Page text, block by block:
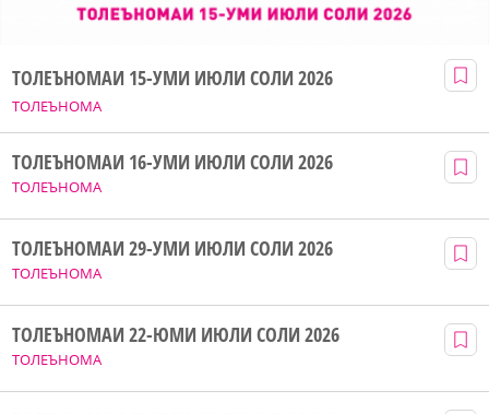
ТОЛЕЪНОМА
ТОЛЕЪНОМАИ 15-УМИ ИЮЛИ СОЛИ 2026
ТОЛЕЪНОМА
ТОЛЕЪНОМАИ 16-УМИ ИЮЛИ СОЛИ 2026
ТОЛЕЪНОМА
ТОЛЕЪНОМАИ 29-УМИ ИЮЛИ СОЛИ 2026
ТОЛЕЪНОМА
ТОЛЕЪНОМАИ 22-ЮМИ ИЮЛИ СОЛИ 2026